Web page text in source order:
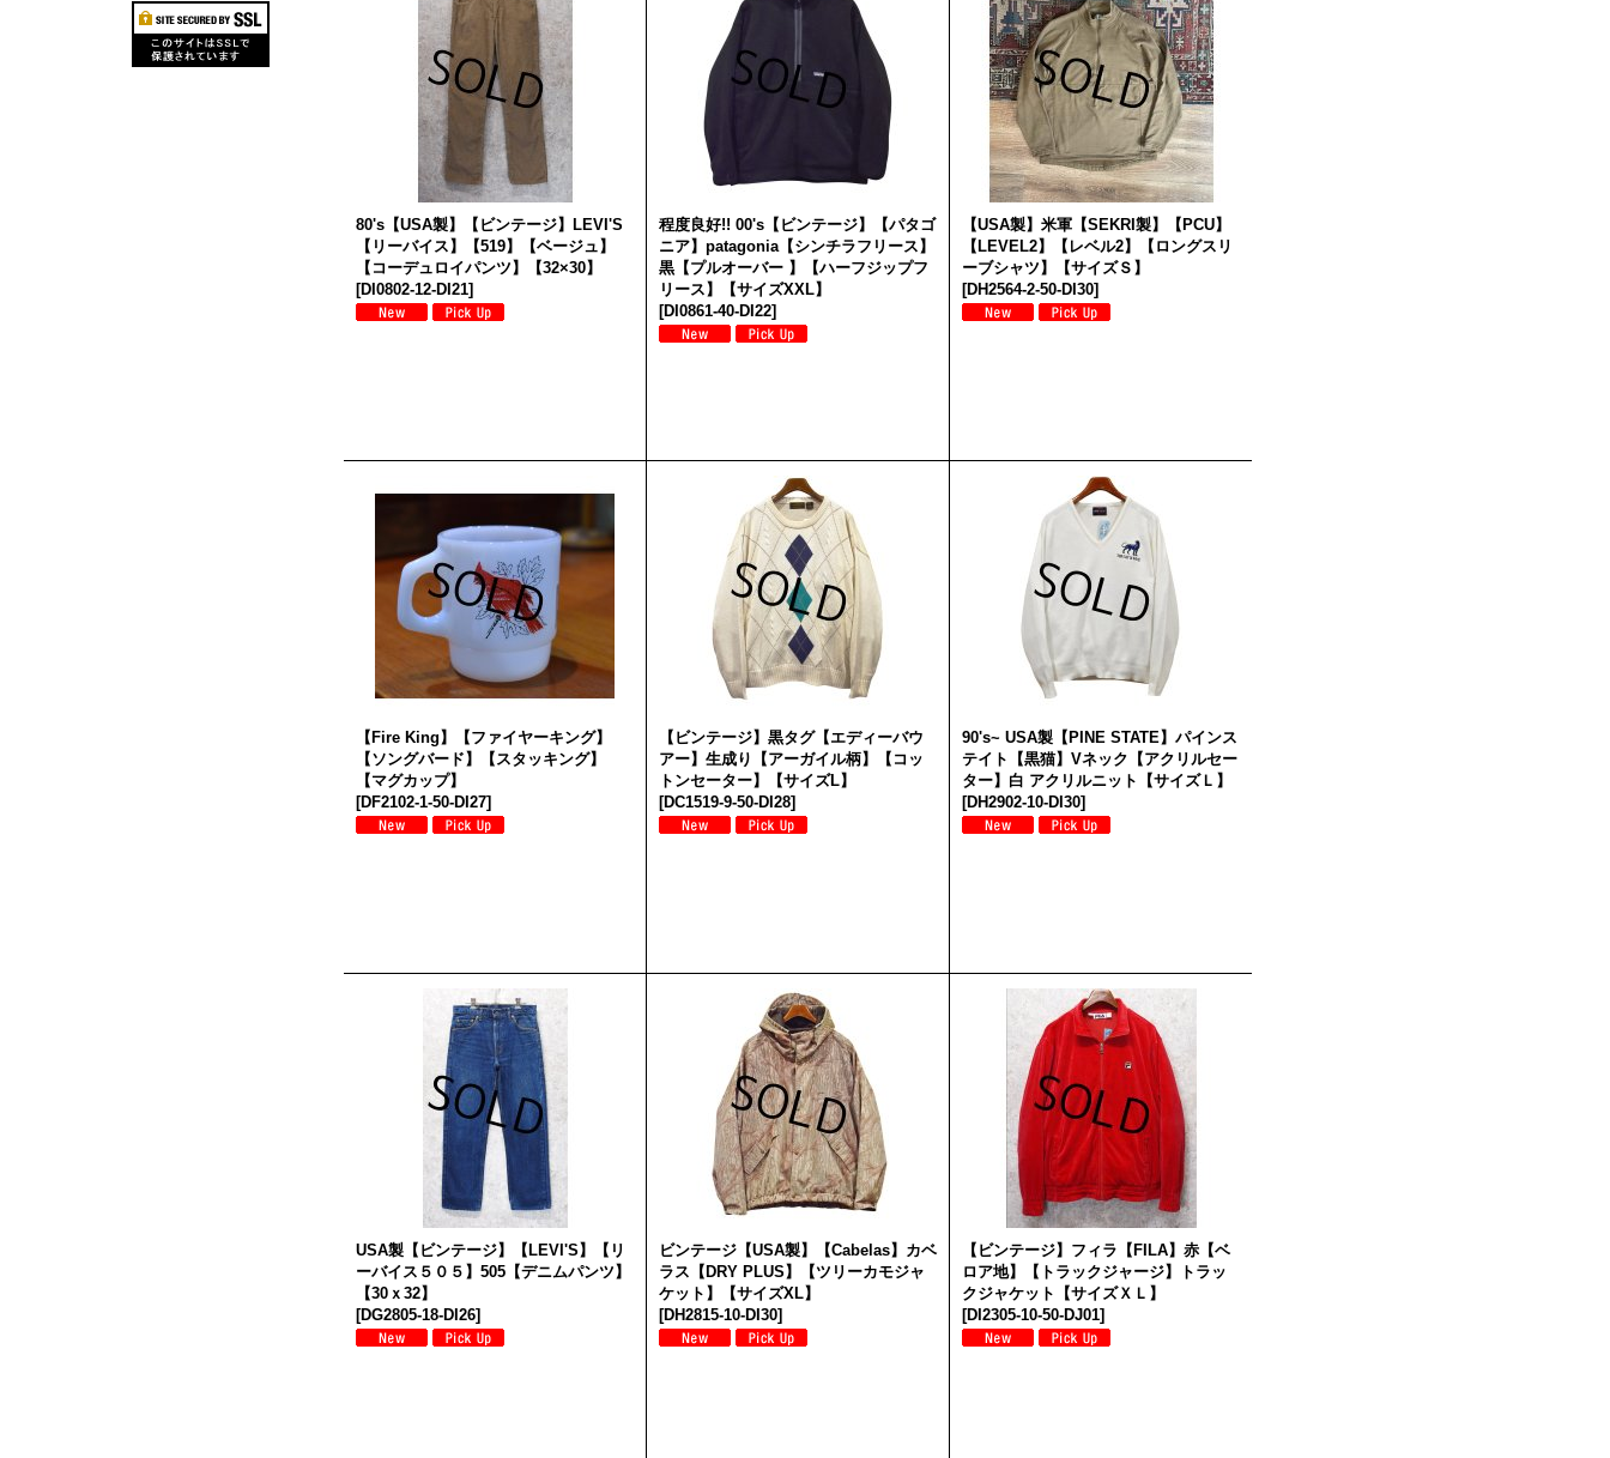
80's【USA製】【ビンテージ】LEVI'S
【リーバイス】【519】【ベージュ】
【コーデュロイパンツ】【32×30】
[DI0802-12-DI21]
程度良好!! 00's【ビンテージ】【パタゴ
ニア】patagonia【シンチラフリース】
黒【プルオーバー 】【ハーフジップフ
リース】【サイズXXL】
[DI0861-40-DI22]
【USA製】米軍【SEKRI製】【PCU】
【LEVEL2】【レベル2】【ロングスリ
ーブシャツ】【サイズＳ】
[DH2564-2-50-DI30]
【Fire King】【ファイヤーキング】
【ソングバード】【スタッキング】
【マグカップ】
[DF2102-1-50-DI27]
【ビンテージ】黒タグ【エディーバウ
アー】生成り【アーガイル柄】【コッ
トンセーター】【サイズL】
[DC1519-9-50-DI28]
90's~ USA製【PINE STATE】パインス
テイト【黒猫】Vネック【アクリルセー
ター】白 アクリルニット【サイズＬ】
[DH2902-10-DI30]
USA製【ビンテージ】【LEVI'S】【リ
ーバイス５０５】505【デニムパンツ】
【30ｘ32】
[DG2805-18-DI26]
ビンテージ【USA製】【Cabelas】カベ
ラス【DRY PLUS】【ツリーカモジャ
ケット】【サイズXL】
[DH2815-10-DI30]
【ビンテージ】フィラ【FILA】赤【ベ
ロア地】【トラックジャージ】トラッ
クジャケット【サイズＸＬ】
[DI2305-10-50-DJ01]